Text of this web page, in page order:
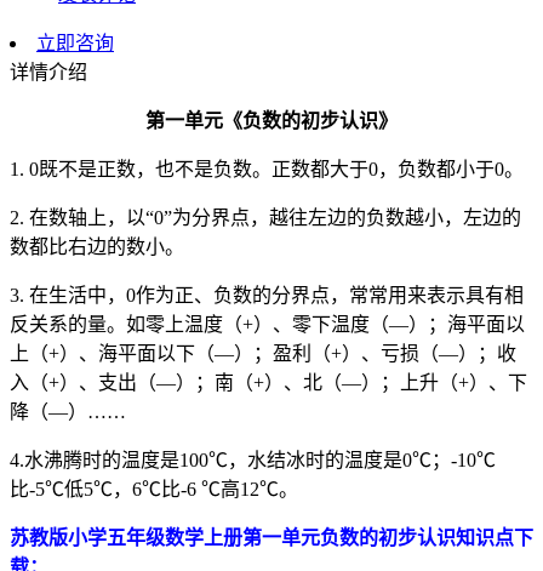
立即咨询
详情介绍
第一单元《负数的初步认识》
1. 0既不是正数，也不是负数。正数都大于0，负数都小于0。
2. 在数轴上，以“0”为分界点，越往左边的负数越小，左边的
数都比右边的数小。
3. 在生活中，0作为正、负数的分界点，常常用来表示具有相
反关系的量。如零上温度（+）、零下温度（—）；海平面以
上（+）、海平面以下（—）；盈利（+）、亏损（—）；收
入（+）、支出（—）；南（+）、北（—）；上升（+）、下
降（—）……
4.水沸腾时的温度是100℃，水结冰时的温度是0℃；-10℃
比-5℃低5℃，6℃比-6 ℃高12℃。
苏教版小学五年级数学上册第一单元负数的初步认识知识点下
载：